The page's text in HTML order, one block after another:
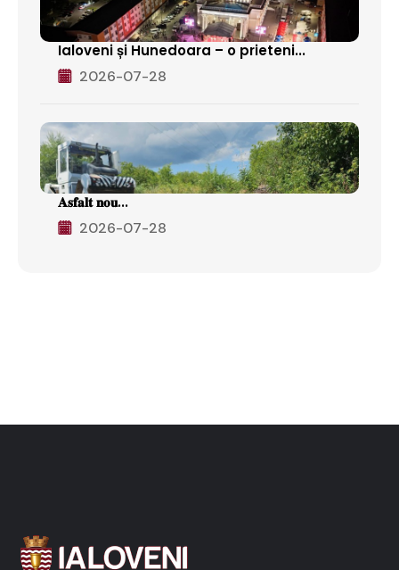
Ialoveni și Hunedoara – o prieteni...
2026-07-28
𝐀𝐬𝐟𝐚𝐥𝐭 𝐧𝐨𝐮...
2026-07-28